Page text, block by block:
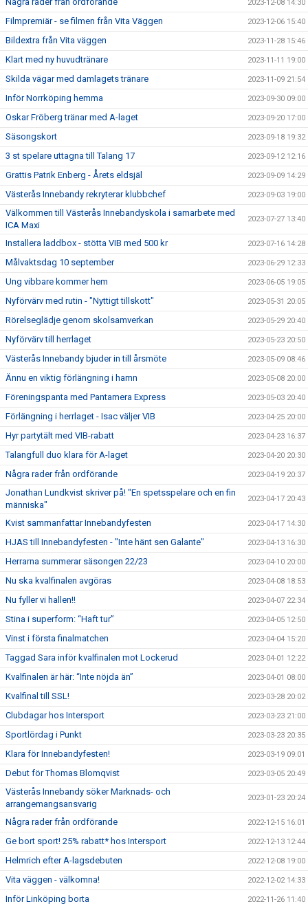
2023-12-08 14:30
Filmpremiär - se filmen från Vita Väggen 2023-12-06 15:40
Bildextra från Vita väggen 2023-11-28 15:46
Klart med ny huvudtränare 2023-11-11 19:00
Skilda vägar med damlagets tränare 2023-11-09 21:54
Inför Norrköping hemma 2023-09-30 09:00
Oskar Fröberg tränar med A-laget 2023-09-20 17:00
Säsongskort 2023-09-18 19:32
3 st spelare uttagna till Talang 17 2023-09-12 12:16
Grattis Patrik Enberg - Årets eldsjäl 2023-09-09 14:29
Västerås Innebandy rekryterar klubbchef 2023-09-03 19:00
Välkommen till Västerås Innebandyskola i samarbete med
ICA Maxi
2023-07-27 13:40
Installera laddbox - stötta VIB med 500 kr 2023-07-16 14:28
Målvaktsdag 10 september 2023-06-29 12:33
Ung vibbare kommer hem 2023-06-05 19:05
Nyförvärv med rutin - "Nyttigt tillskott" 2023-05-31 20:05
Rörelseglädje genom skolsamverkan 2023-05-29 20:40
Nyförvärv till herrlaget 2023-05-23 20:50
Västerås Innebandy bjuder in till årsmöte 2023-05-09 08:46
Ännu en viktig förlängning i hamn 2023-05-08 20:00
Föreningspanta med Pantamera Express 2023-05-03 20:40
Förlängning i herrlaget - Isac väljer VIB 2023-04-25 20:00
Hyr partytält med VIB-rabatt 2023-04-23 16:37
Talangfull duo klara för A-laget 2023-04-20 20:30
Några rader från ordförande 2023-04-19 20:37
Jonathan Lundkvist skriver på! "En spetsspelare och en fin
människa"
2023-04-17 20:43
Kvist sammanfattar Innebandyfesten 2023-04-17 14:30
HJAS till Innebandyfesten - "Inte hänt sen Galante" 2023-04-13 16:30
Herrarna summerar säsongen 22/23 2023-04-10 20:00
Nu ska kvalfinalen avgöras 2023-04-08 18:53
Nu fyller vi hallen!! 2023-04-07 22:34
Stina i superform: “Haft tur” 2023-04-05 12:50
Vinst i första finalmatchen 2023-04-04 15:20
Taggad Sara inför kvalfinalen mot Lockerud 2023-04-01 12:22
Kvalfinalen är här: “Inte nöjda än” 2023-04-01 08:00
Kvalfinal till SSL! 2023-03-28 20:02
Clubdagar hos Intersport 2023-03-23 21:00
Sportlördag i Punkt 2023-03-23 20:35
Klara för Innebandyfesten! 2023-03-19 09:01
Debut för Thomas Blomqvist 2023-03-05 20:49
Västerås Innebandy söker Marknads- och
arrangemangsansvarig
2023-01-23 20:24
Några rader från ordförande 2022-12-15 16:01
Ge bort sport! 25% rabatt* hos Intersport 2022-12-13 12:44
Helmrich efter A-lagsdebuten 2022-12-08 19:00
Vita väggen - välkomna! 2022-12-02 14:33
Inför Linköping borta 2022-11-26 11:40